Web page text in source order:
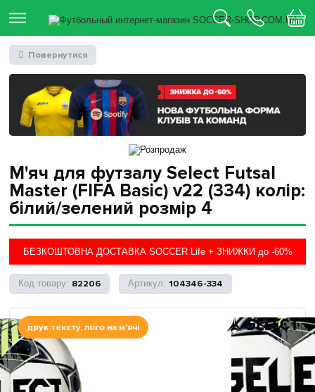
М'яч для футзалу Select Futsal
Master (FIFA Basic) v22 (334) колір:
білий/зелений розмір 4
БЕЗКОШТОВНА ДОСТАВКА SOCCER Life + ЗНИЖКИ до -60%
82206 104346-334
друк тексту, лого на м'ячі
Повернутися